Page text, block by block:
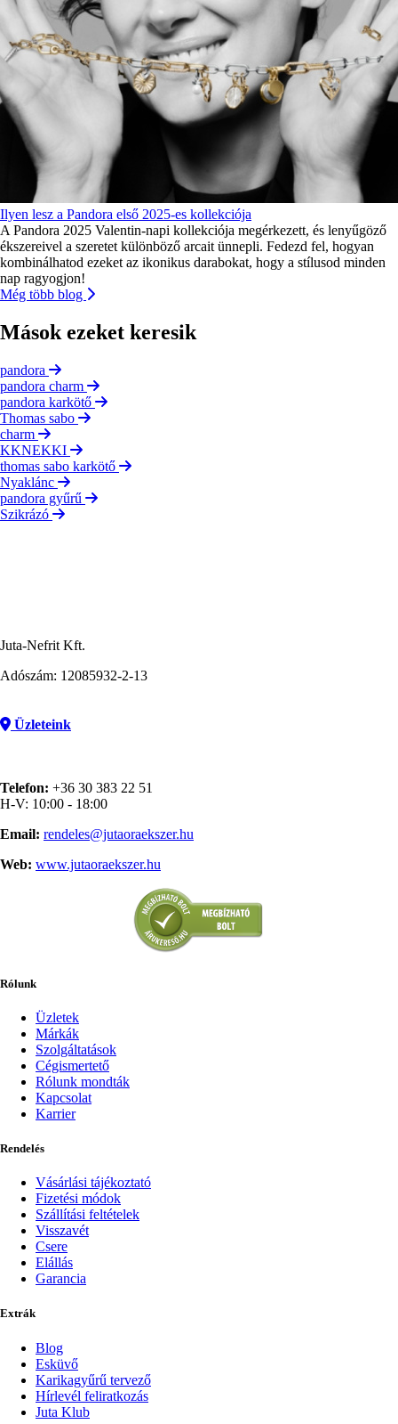
Ilyen lesz a Pandora első 2025-es kollekciója
A Pandora 2025 Valentin-napi kollekciója megérkezett, és lenyűgöző
ékszereivel a szeretet különböző arcait ünnepli. Fedezd fel, hogyan
kombinálhatod ezeket az ikonikus darabokat, hogy a stílusod minden
nap ragyogjon!
Még több blog
Mások ezeket keresik
pandora
pandora charm
pandora karkötő
Thomas sabo
charm
KKNEKKI
thomas sabo karkötő
Nyaklánc
pandora gyűrű
Szikrázó
Juta-Nefrit Kft.
Adószám: 12085932-2-13
Üzleteink
Telefon: +36 30 383 22 51
H-V: 10:00 - 18:00
Email: rendeles@jutaoraekszer.hu
Web: www.jutaoraekszer.hu
Rólunk
Üzletek
Márkák
Szolgáltatások
Cégismertető
Rólunk mondták
Kapcsolat
Karrier
Rendelés
Vásárlási tájékoztató
Fizetési módok
Szállítási feltételek
Visszavét
Csere
Elállás
Garancia
Extrák
Blog
Esküvő
Karikagyűrű tervező
Hírlevél feliratkozás
Juta Klub